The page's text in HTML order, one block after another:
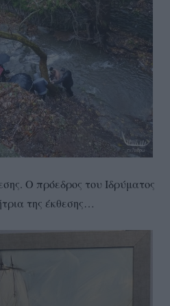
Ο πρόεδρος του Ιδρύματος
της έκθεσης…